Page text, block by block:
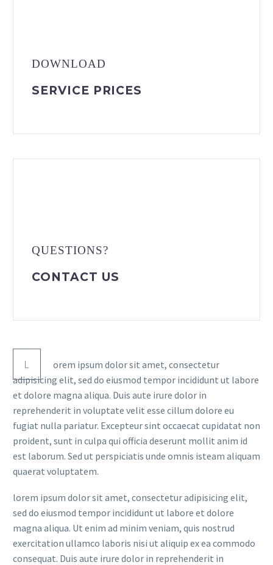
DOWNLOAD
SERVICE PRICES
QUESTIONS?
CONTACT US
L
orem ipsum dolor sit amet, consectetur
adipisicing elit, sed do eiusmod tempor incididunt ut labore
et dolore magna aliqua. Duis aute irure dolor in
reprehenderit in voluptate velit esse cillum dolore eu
fugiat nulla pariatur. Excepteur sint occaecat cupidatat non
proident, sunt in culpa qui officia deserunt mollit anim id
est laborum. Sed ut perspiciatis unde omnis isteam aliquam
quaerat voluptatem.
lorem ipsum dolor sit amet, consectetur adipisicing elit,
sed do eiusmod tempor incididunt ut labore et dolore
magna aliqua. Ut enim ad minim veniam, quis nostrud
exercitation ullamco laboris nisi ut aliquip ex ea commodo
consequat. Duis aute irure dolor in reprehenderit in